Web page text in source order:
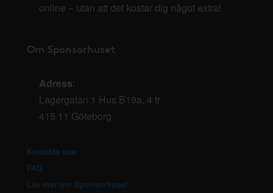
online – utan att det kostar dig något extra!
Om Sponsorhuset
Adress:
Lagergatan 1 Hus B19a, 4 tr
415 11 Göteborg
Kontakta oss
FAQ
Läs mer om Sponsorhuset